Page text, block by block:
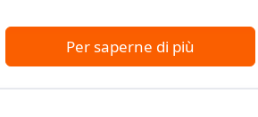
Per saperne di più